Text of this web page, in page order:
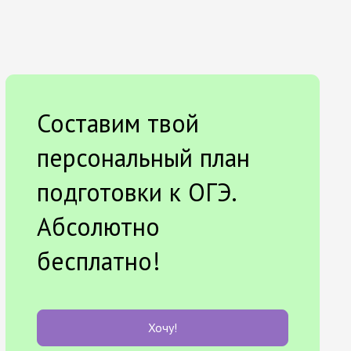
Составим твой
персональный план
подготовки к ОГЭ.
Абсолютно
бесплатно!
Хочу!